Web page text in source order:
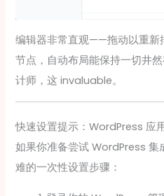
编辑器非常直观——拖动以重新
节点，自动布局能保持一切井
计师，这 invaluable。
快速设置提示：WordPress 应
如果你准备尝试 WordPress 集
难的一次性设置步骤：